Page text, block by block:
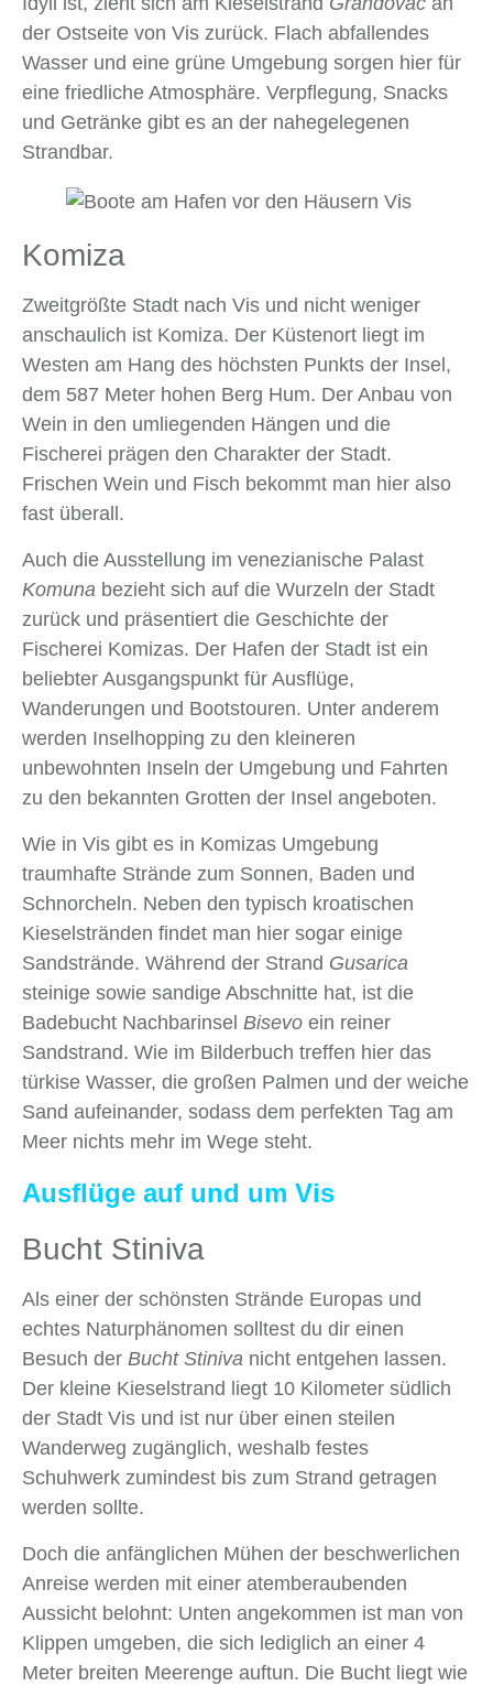
der Ostseite von Vis zurück. Flach abfallendes
Wasser und eine grüne Umgebung sorgen hier für
eine friedliche Atmosphäre. Verpflegung, Snacks
und Getränke gibt es an der nahegelegenen
Strandbar.
Komiza
Zweitgrößte Stadt nach Vis und nicht weniger
anschaulich ist Komiza. Der Küstenort liegt im
Westen am Hang des höchsten Punkts der Insel,
dem 587 Meter hohen Berg Hum. Der Anbau von
Wein in den umliegenden Hängen und die
Fischerei prägen den Charakter der Stadt.
Frischen Wein und Fisch bekommt man hier also
fast überall.
Auch die Ausstellung im venezianische Palast
Komuna bezieht sich auf die Wurzeln der Stadt
zurück und präsentiert die Geschichte der
Fischerei Komizas. Der Hafen der Stadt ist ein
beliebter Ausgangspunkt für Ausflüge,
Wanderungen und Bootstouren. Unter anderem
werden Inselhopping zu den kleineren
unbewohnten Inseln der Umgebung und Fahrten
zu den bekannten Grotten der Insel angeboten.
Wie in Vis gibt es in Komizas Umgebung
traumhafte Strände zum Sonnen, Baden und
Schnorcheln. Neben den typisch kroatischen
Kieselstränden findet man hier sogar einige
Sandstrände. Während der Strand Gusarica
steinige sowie sandige Abschnitte hat, ist die
Badebucht Nachbarinsel Bisevo ein reiner
Sandstrand. Wie im Bilderbuch treffen hier das
türkise Wasser, die großen Palmen und der weiche
Sand aufeinander, sodass dem perfekten Tag am
Meer nichts mehr im Wege steht.
Ausflüge auf und um Vis
Bucht Stiniva
Als einer der schönsten Strände Europas und
echtes Naturphänomen solltest du dir einen
Besuch der Bucht Stiniva nicht entgehen lassen.
Der kleine Kieselstrand liegt 10 Kilometer südlich
der Stadt Vis und ist nur über einen steilen
Wanderweg zugänglich, weshalb festes
Schuhwerk zumindest bis zum Strand getragen
werden sollte.
Doch die anfänglichen Mühen der beschwerlichen
Anreise werden mit einer atemberaubenden
Aussicht belohnt: Unten angekommen ist man von
Klippen umgeben, die sich lediglich an einer 4
Meter breiten Meerenge auftun. Die Bucht liegt wie